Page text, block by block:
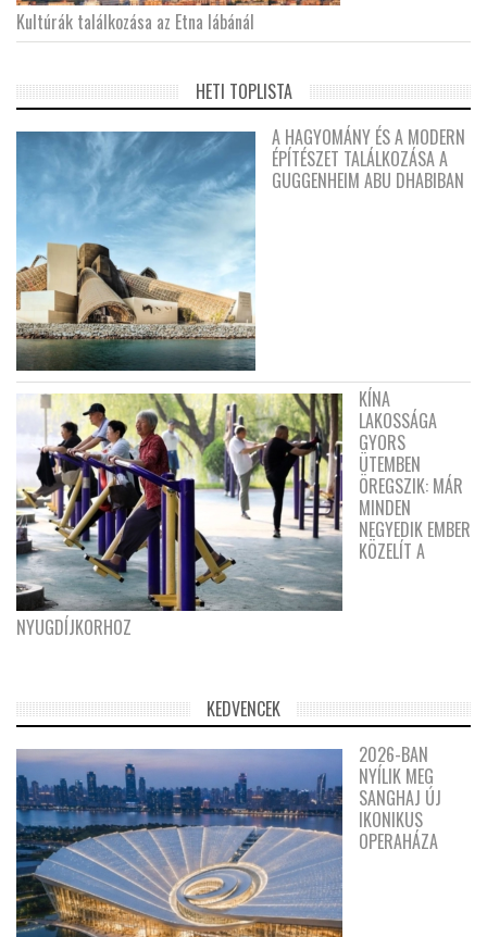
Kultúrák találkozása az Etna lábánál
HETI TOPLISTA
A HAGYOMÁNY ÉS A MODERN
ÉPÍTÉSZET TALÁLKOZÁSA A
GUGGENHEIM ABU DHABIBAN
KÍNA
LAKOSSÁGA
GYORS
ÜTEMBEN
ÖREGSZIK: MÁR
MINDEN
NEGYEDIK EMBER
KÖZELÍT A
NYUGDÍJKORHOZ
KEDVENCEK
2026-BAN
NYÍLIK MEG
SANGHAJ ÚJ
IKONIKUS
OPERAHÁZA